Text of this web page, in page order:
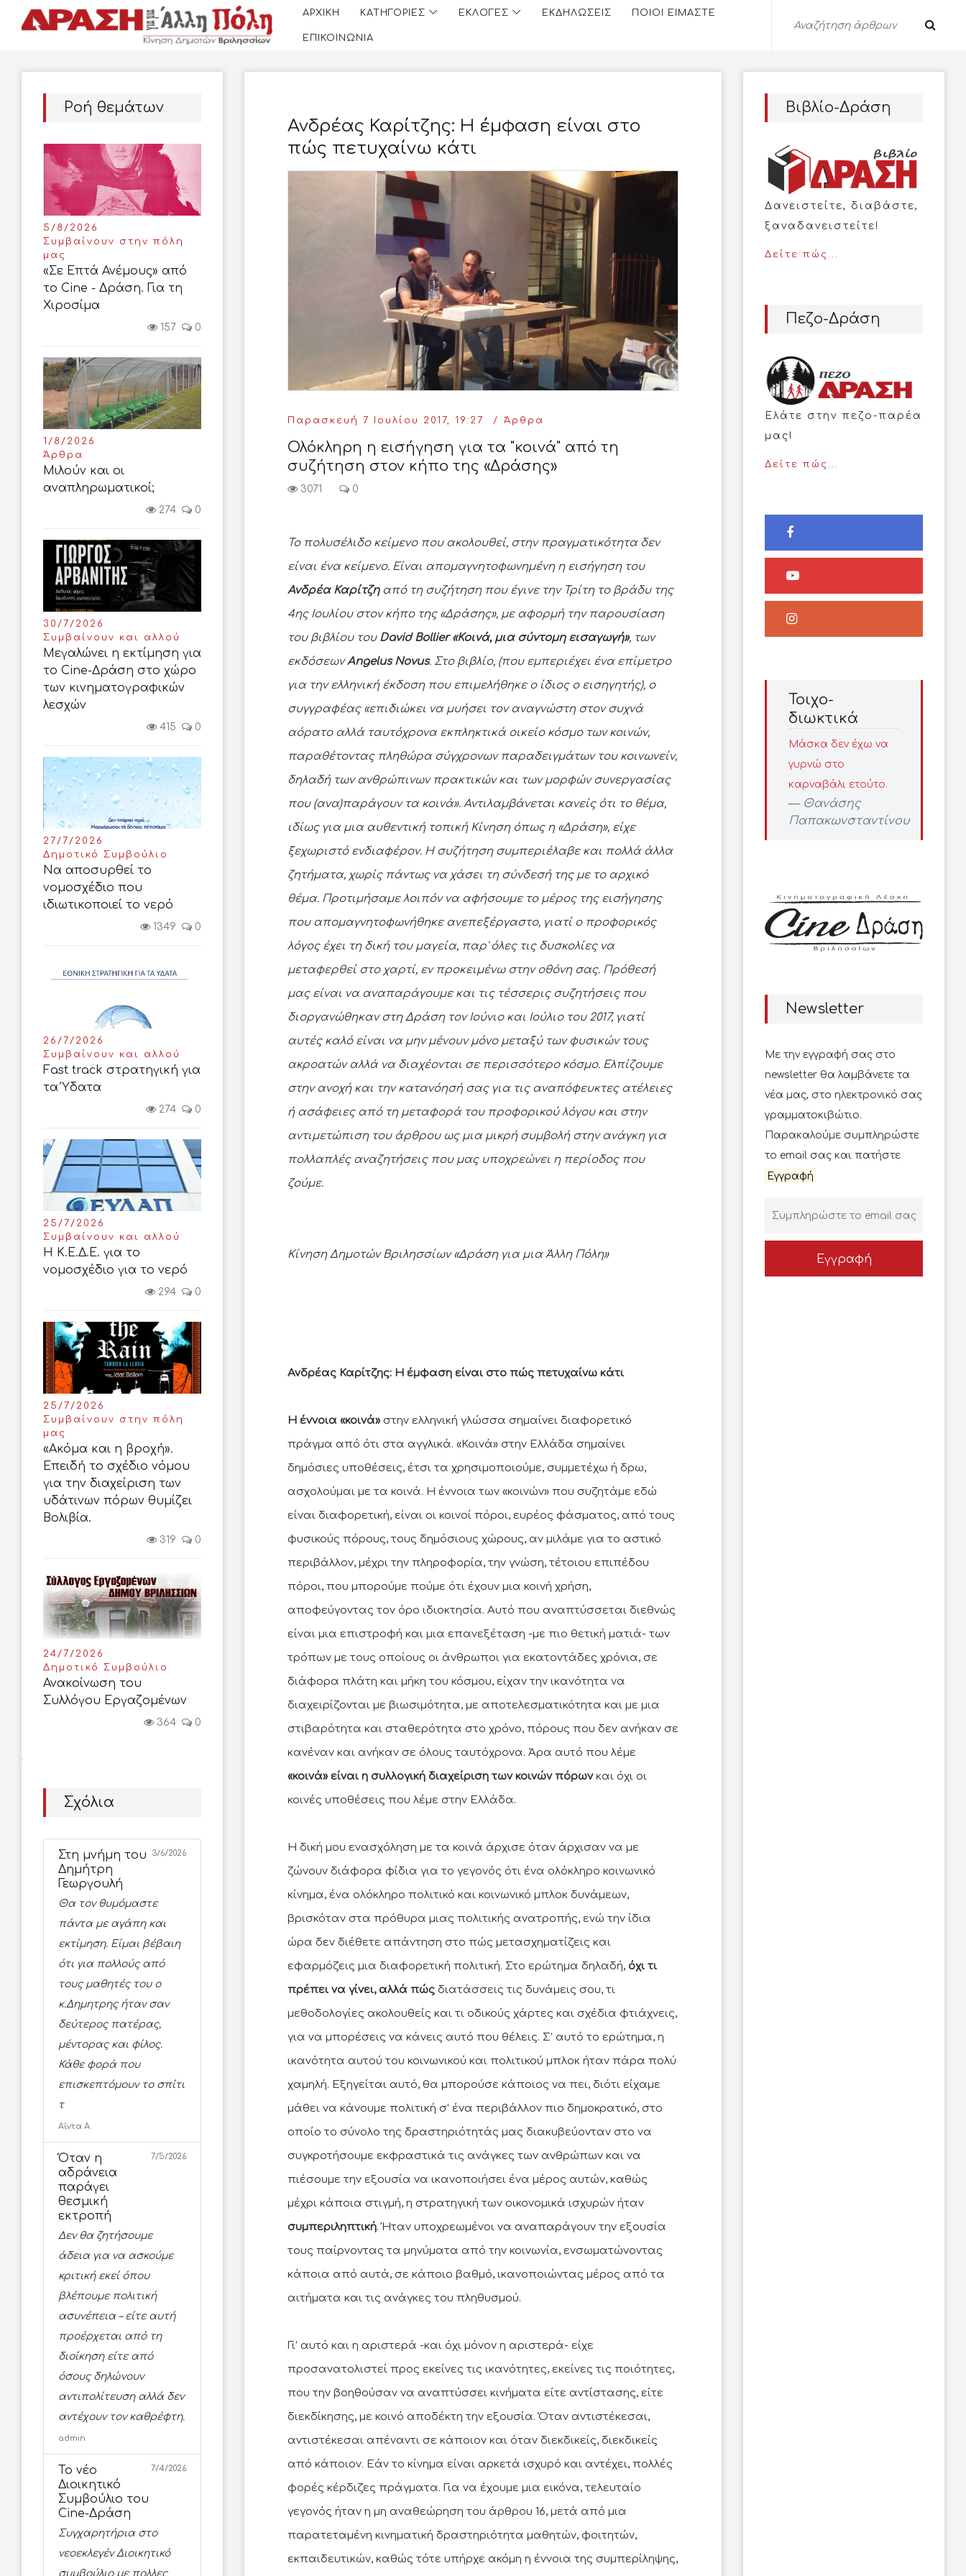
ΑΡΧΙΚΗ ΚΑΤΗΓΟΡΙΕΣ ΕΚΛΟΓΕΣ ΕΚΔΗΛΩΣΕΙΣ ΠΟΙΟΙ ΕΙΜΑΣΤΕ
ΕΠΙΚΟΙΝΩΝΙΑ
Ροή θεμάτων
5/8/2026
Συμβαίνουν στην πόλη
μας
«Σε Επτά Ανέμους» από
το Cine - Δράση. Για τη
Χιροσίμα
157 0
1/8/2026
Άρθρα
Μιλούν και οι
αναπληρωματικοί;
274 0
30/7/2026
Συμβαίνουν και αλλού
Μεγαλώνει η εκτίμηση για
το Cine-Δράση στο χώρο
των κινηματογραφικών
λεσχών
415 0
27/7/2026
Δημοτικό Συμβούλιο
Να αποσυρθεί το
νομοσχέδιο που
ιδιωτικοποιεί το νερό
1349 0
26/7/2026
Συμβαίνουν και αλλού
Fast track στρατηγική για
τα Ύδατα
274 0
25/7/2026
Συμβαίνουν και αλλού
Η Κ.Ε.Δ.Ε. για το
νομοσχέδιο για το νερό
294 0
25/7/2026
Συμβαίνουν στην πόλη
μας
«Ακόμα και η βροχή».
Επειδή το σχέδιο νόμου
για την διαχείριση των
υδάτινων πόρων θυμίζει
Βολιβία.
319 0
24/7/2026
Δημοτικό Συμβούλιο
Ανακοίνωση του
Συλλόγου Εργαζομένων
364 0
Σχόλια
Στη μνήμη του
Δημήτρη
Γεωργουλή
3/6/2026
Θα τον θυμόμαστε
πάντα με αγάπη και
εκτίμηση. Είμαι βέβαιη
ότι για πολλούς από
τους μαθητές του ο
κ.Δημητρης ήταν σαν
δεύτερος πατέρας,
μέντορας και φίλος.
Κάθε φορά που
επισκεπτόμουν το σπίτι
τ
Αΐντα Α.
Όταν η
αδράνεια
παράγει
θεσμική
εκτροπή
7/5/2026
Δεν θα ζητήσουμε
άδεια για να ασκούμε
κριτική εκεί όπου
βλέπουμε πολιτική
ασυνέπεια – είτε αυτή
προέρχεται από τη
διοίκηση είτε από
όσους δηλώνουν
αντιπολίτευση αλλά δεν
αντέχουν τον καθρέφτη.
admin
Το νέο
Διοικητικό
Συμβούλιο του
Cine-Δράση
7/4/2026
Συγχαρητήρια στο
νεοεκλεγέν Διοικητικό
συμβούλιο με πολλες
Ανδρέας Καρίτζης: Η έμφαση είναι στο
πώς πετυχαίνω κάτι
Παρασκευή 7 Ιουλίου 2017, 19:27 Άρθρα
Ολόκληρη η εισήγηση για τα "κοινά" από τη
συζήτηση στον κήπο της «Δράσης»
3071 0
Το πολυσέλιδο κείμενο που ακολουθεί, στην πραγματικότητα δεν
είναι ένα κείμενο. Είναι απομαγνητοφωνημένη η εισήγηση του
Ανδρέα Καρίτζηαπό τη συζήτηση που έγινε την Τρίτη το βράδυ της
4ης Ιουλίου στον κήπο της «Δράσης», με αφορμή την παρουσίαση
του βιβλίου του David Bollier «Κοινά, μια σύντομη εισαγωγή», των
εκδόσεωνAngelus Novus. Στο βιβλίο, (που εμπεριέχει ένα επίμετρο
για την ελληνική έκδοση που επιμελήθηκε ο ίδιος ο εισηγητής), ο
συγγραφέας «επιδιώκει να μυήσει τον αναγνώστη στον συχνά
αόρατο αλλά ταυτόχρονα εκπληκτικά οικείο κόσμο των κοινών,
παραθέτοντας πληθώρα σύγχρονων παραδειγμάτων του κοινωνείν,
δηλαδή των ανθρώπινων πρακτικών και των μορφών συνεργασίας
που (ανα)παράγουν τα κοινά». Αντιλαμβάνεται κανείς ότι το θέμα,
ιδίως για μια αυθεντική τοπική Κίνηση όπως η «Δράση», είχε
ξεχωριστό ενδιαφέρον. Η συζήτηση συμπεριέλαβε και πολλά άλλα
ζητήματα, χωρίς πάντως να χάσει τη σύνδεσή της με το αρχικό
θέμα. Προτιμήσαμε λοιπόν να αφήσουμε το μέρος της εισήγησης
που απομαγνητοφωνήθηκε ανεπεξέργαστο, γιατί ο προφορικός
λόγος έχει τη δική του μαγεία, παρ' όλες τις δυσκολίες να
μεταφερθεί στο χαρτί, εν προκειμένω στην οθόνη σας. Πρόθεσή
μας είναι να αναπαράγουμε και τις τέσσερις συζητήσεις που
διοργανώθηκαν στη Δράση τον Ιούνιο και Ιούλιο του 2017, γιατί
αυτές καλό είναι να μην μένουν μόνο μεταξύ των φυσικών τους
ακροατών αλλά να διαχέονται σε περισσότερο κόσμο. Ελπίζουμε
στην ανοχή και την κατανόησή σας για τις αναπόφευκτες ατέλειες
ή ασάφειες από τη μεταφορά του προφορικού λόγου και στην
αντιμετώπιση του άρθρου ως μια μικρή συμβολή στην ανάγκη για
πολλαπλές αναζητήσεις που μας υποχρεώνει η περίοδος που
ζούμε.
Κίνηση Δημοτών Βριλησσίων «Δράση για μια Άλλη Πόλη»
Ανδρέας Καρίτζης: Η έμφαση είναι στο πώς πετυχαίνω κάτι
Η έννοια «κοινά» στην ελληνική γλώσσα σημαίνει διαφορετικό
πράγμα από ότι στα αγγλικά. «Κοινά» στην Ελλάδα σημαίνει
δημόσιες υποθέσεις, έτσι τα χρησιμοποιούμε, συμμετέχω ή δρω,
ασχολούμαι με τα κοινά. Η έννοια των «κοινών» που συζητάμε εδώ
είναι διαφορετική, είναι οι κοινοί πόροι, ευρέος φάσματος, από τους
φυσικούς πόρους, τους δημόσιους χώρους, αν μιλάμε για το αστικό
περιβάλλον, μέχρι την πληροφορία, την γνώση, τέτοιου επιπέδου
πόροι, που μπορούμε πούμε ότι έχουν μια κοινή χρήση,
αποφεύγοντας τον όρο ιδιοκτησία. Αυτό που αναπτύσσεται διεθνώς
είναι μια επιστροφή και μια επανεξέταση -με πιο θετική ματιά- των
τρόπων με τους οποίους οι άνθρωποι για εκατοντάδες χρόνια, σε
διάφορα πλάτη και μήκη του κόσμου, είχαν την ικανότητα να
διαχειρίζονται με βιωσιμότητα, με αποτελεσματικότητα και με μια
στιβαρότητα και σταθερότητα στο χρόνο, πόρους που δεν ανήκαν σε
κανέναν και ανήκαν σε όλους ταυτόχρονα. Άρα αυτό που λέμε
«κοινά» είναι η συλλογική διαχείριση των κοινών πόρωνκαι όχι οι
κοινές υποθέσεις που λέμε στην Ελλάδα.
Η δική μου ενασχόληση με τα κοινά άρχισε όταν άρχισαν να με
ζώνουν διάφορα φίδια για το γεγονός ότι ένα ολόκληρο κοινωνικό
κίνημα, ένα ολόκληρο πολιτικό και κοινωνικό μπλοκ δυνάμεων,
βρισκόταν στα πρόθυρα μιας πολιτικής ανατροπής, ενώ την ίδια
ώρα δεν διέθετε απάντηση στο πώς μετασχηματίζεις και
εφαρμόζεις μια διαφορετική πολιτική. Στο ερώτημα δηλαδή, όχι τι
πρέπει να γίνει, αλλά πώς διατάσσεις τις δυνάμεις σου, τι
μεθοδολογίες ακολουθείς και τι οδικούς χάρτες και σχέδια φτιάχνεις,
για να μπορέσεις να κάνεις αυτό που θέλεις. Σ’ αυτό το ερώτημα, η
ικανότητα αυτού του κοινωνικού και πολιτικού μπλοκ ήταν πάρα πολύ
χαμηλή. Εξηγείται αυτό, θα μπορούσε κάποιος να πει, διότι είχαμε
μάθει να κάνουμε πολιτική σ’ ένα περιβάλλον πιο δημοκρατικό, στο
οποίο το σύνολο της δραστηριότητάς μας διακυβεύονταν στο να
συγκροτήσουμε εκφραστικά τις ανάγκες των ανθρώπων και να
πιέσουμε την εξουσία να ικανοποιήσει ένα μέρος αυτών, καθώς
μέχρι κάποια στιγμή, η στρατηγική των οικονομικά ισχυρών ήταν
συμπεριληπτική. Ήταν υποχρεωμένοι να αναπαράγουν την εξουσία
τους παίρνοντας τα μηνύματα από την κοινωνία, ενσωματώνοντας
κάποια από αυτά, σε κάποιο βαθμό, ικανοποιώντας μέρος από τα
αιτήματα και τις ανάγκες του πληθυσμού.
Γι’ αυτό και η αριστερά -και όχι μόνον η αριστερά- είχε
προσανατολιστεί προς εκείνες τις ικανότητες, εκείνες τις ποιότητες,
που την βοηθούσαν να αναπτύσσει κινήματα είτε αντίστασης, είτε
διεκδίκησης, με κοινό αποδέκτη την εξουσία. Όταν αντιστέκεσαι,
αντιστέκεσαι απέναντι σε κάποιον και όταν διεκδικείς, διεκδικείς
από κάποιον. Εάν το κίνημα είναι αρκετά ισχυρό και αντέχει, πολλές
φορές κέρδιζες πράγματα. Για να έχουμε μια εικόνα, τελευταίο
γεγονός ήταν η μη αναθεώρηση του άρθρου 16, μετά από μια
παρατεταμένη κινηματική δραστηριότητα μαθητών, φοιτητών,
εκπαιδευτικών, καθώς τότε υπήρχε ακόμη η έννοια της συμπερίληψης,
Βιβλίο-Δράση
Δανειστείτε, διαβάστε,
ξαναδανειστείτε!
Δείτε πώς...
Πεζο-Δράση
Ελάτε στην πεζο-παρέα
μας!
Δείτε πώς...
Τοιχο-
διωκτικά
Μάσκα δεν έχω να
γυρνώ στο
καρναβάλι ετούτο.
Θανάσης
Παπακωνσταντίνου
Newsletter
Με την εγγραφή σας στο
newsletter θα λαμβάνετε τα
νέα μας, στο ηλεκτρονικό σας
γραμματοκιβώτιο.
Παρακαλούμε συμπληρώστε
το email σας και πατήστε
Εγγραφή
Εγγραφή